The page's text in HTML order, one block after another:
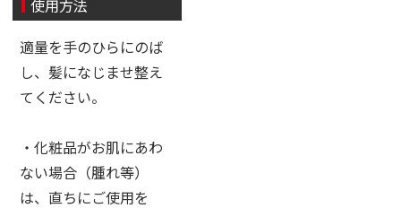
使用方法
適量を手のひらにのば
し、髪になじませ整え
てください。
・化粧品がお肌にあわ
ない場合（腫れ等）
は、直ちにご使用を